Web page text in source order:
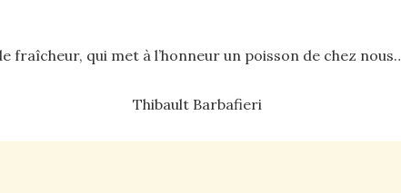
fraîcheur, qui met à l’honneur un poisson de chez
Thibault Barbafieri